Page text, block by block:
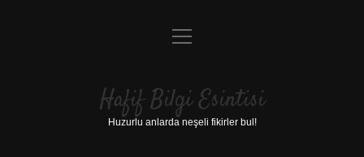
Anasayfa
Yasal Uyarı
menüyü
Hafif Bilgi Esintisi
Huzurlu anlarda neşeli fikirler bul!